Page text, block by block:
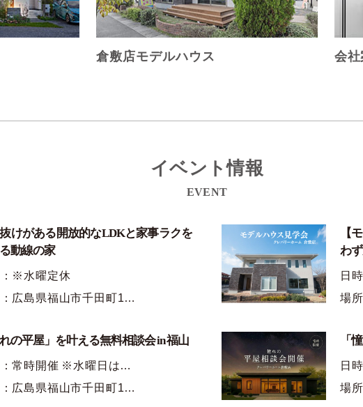
倉敷店モデルハウス 会
イベント情報
EVENT
けがある開放的なLDKと家事ラクを
動線の家
：※水曜定休
広島県福山市千田町1…
【
わ
日
場
れの平屋」を叶える無料相談会 in 福山
：常時開催 ※水曜日は…
広島県福山市千田町1…
「
日
場